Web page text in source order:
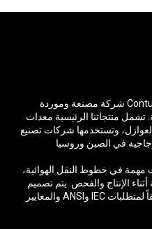
تعد Contune International Corp Limited شركة مصنعة وموردة
تشمل منتجاتنا الرئيسية معدات
العوازل، وتستخدمها شركات تصنيع
في الصين وروسيا
مهمة في خطوط النقل الهوائية،
الإنتاج والفحص. يتم تصميم
آلات الاختبار لدينا لأغراض مختلفة وفقاً لمتطلبات IEC وANSI والمعايير